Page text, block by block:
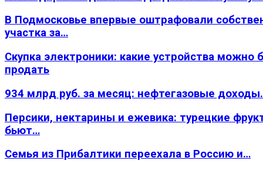
В Подмосковье впервые оштрафовали
участка за…
Скупка электроники: какие устройства можно
продать
934 млрд руб. за месяц: нефтегазовые
Персики, нектарины и ежевика: турецкие
бьют…
Семья из Прибалтики переехала в Россию и…